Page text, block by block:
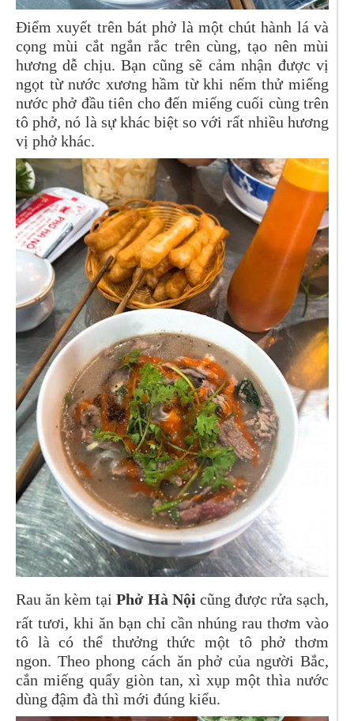
Điểm xuyết trên bát phở là một chút hành lá và
cọng mùi cắt ngắn rắc trên cùng, tạo nên mùi
hương dễ chịu. Bạn cũng sẽ cảm nhận được vị
ngọt từ nước xương hầm từ khi nếm thử miếng
nước phở đầu tiên cho đến miếng cuối cùng trên
tô phở, nó là sự khác biệt so với rất nhiều hương
vị phở khác.
Rau ăn kèm tạiPhở Hà Nội cũng được rửa sạch,
rất tươi, khi ăn bạn chỉ cần nhúng rau thơm vào
tô là có thể thưởng thức một tô phở thơm
ngon. Theo phong cách ăn phở của người Bắc,
cắn miếng quẩy giòn tan, xì xụp một thìa nước
dùng đậm đà thì mới đúng kiểu.